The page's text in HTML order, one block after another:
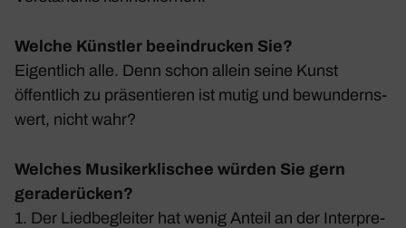
Welche Künstler beeindrucken Sie?
Eigent­lich alle. Denn schon allein seine Kunst
öffent­lich zu präsen­tieren ist mutig und bewun­derns­
wert, nicht wahr?
Welches Musikerklischee würden Sie gern
geraderücken?
1. Der Lied­be­gleiter hat wenig Anteil an der Inter­pre­